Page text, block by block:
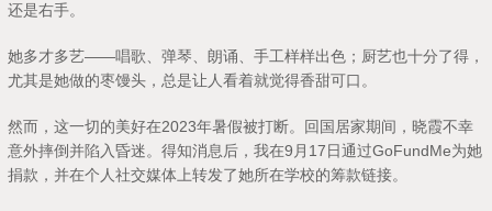
还是右手。
她多才多艺——唱歌、弹琴、朗诵、手工样样出色；厨艺也十分了得，
尤其是她做的枣馒头，总是让人看着就觉得香甜可口。
然而，这一切的美好在2023年暑假被打断。回国居家期间，晓霞不幸
意外摔倒并陷入昏迷。得知消息后，我在9月17日通过GoFundMe为她
捐款，并在个人社交媒体上转发了她所在学校的筹款链接。